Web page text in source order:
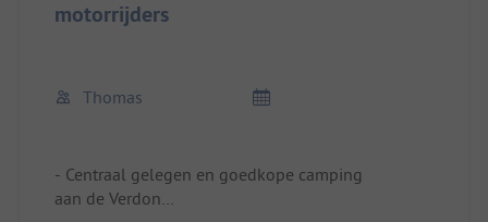
motorrijders
Thomas
- Centraal gelegen en goedkope camping
aan de Verdon